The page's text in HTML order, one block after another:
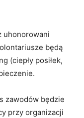
uhonorowani
będą
(ciepły posiłek,
zawodów będzie
przy organizacji